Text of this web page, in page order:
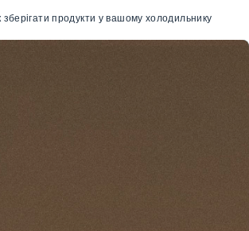
зберігати продукти у вашому холодильнику